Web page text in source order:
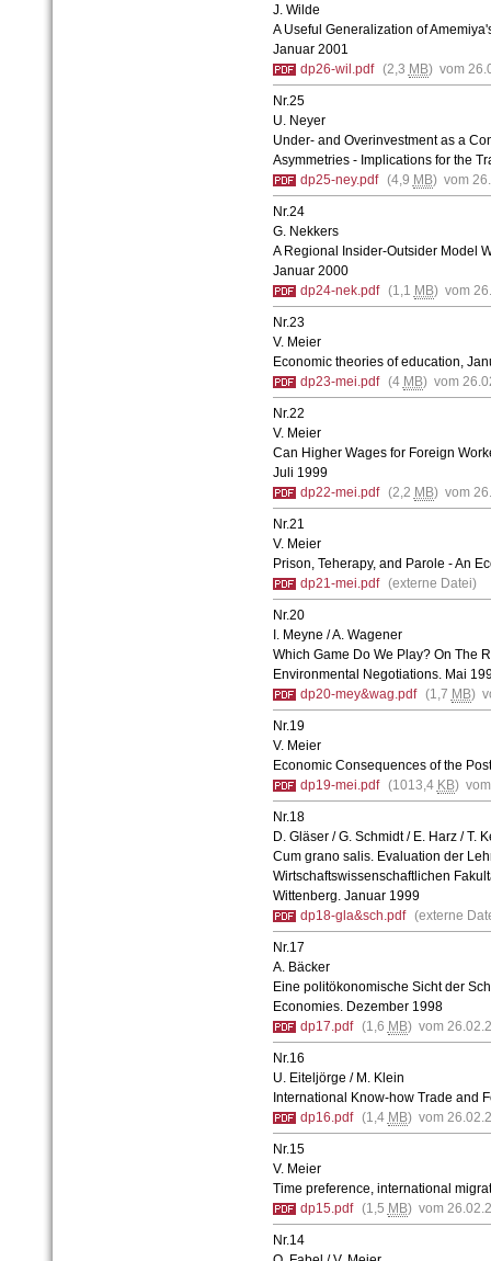
J. Wilde
A Useful Generalization of
Januar 2001
dp26-wil.pdf (2,3 MB) vom
Nr.25
U. Neyer
Under- and Overinvestment as a
Asymmetries - Implications for the
dp25-ney.pdf (4,9 MB) vom
Nr.24
G. Nekkers
A Regional Insider-Outsider Model
Januar 2000
dp24-nek.pdf (1,1 MB) vom
Nr.23
V. Meier
Economic theories of education,
dp23-mei.pdf (4 MB) vom
Nr.22
V. Meier
Can Higher Wages for Foreign
Juli 1999
dp22-mei.pdf (2,2 MB) vom
Nr.21
V. Meier
Prison, Teherapy, and Parole - An
dp21-mei.pdf (externe Datei)
Nr.20
I. Meyne / A. Wagener
Which Game Do We Play? On The
Environmental Negotiations. Mai
dp20-mey&wag.pdf (1,7 MB)
Nr.19
V. Meier
Economic Consequences of the
dp19-mei.pdf (1013,4 KB)
Nr.18
D. Gläser / G. Schmidt / E. Harz / T.
Cum grano salis. Evaluation der
Wirtschaftswissenschaftlichen
Wittenberg. Januar 1999
dp18-gla&sch.pdf (externe
Nr.17
A. Bäcker
Eine politökonomische Sicht der
Economies. Dezember 1998
dp17.pdf (1,6 MB) vom
Nr.16
U. Eiteljörge / M. Klein
International Know-how Trade and
dp16.pdf (1,4 MB) vom
Nr.15
V. Meier
Time preference, international
dp15.pdf (1,5 MB) vom
Nr.14